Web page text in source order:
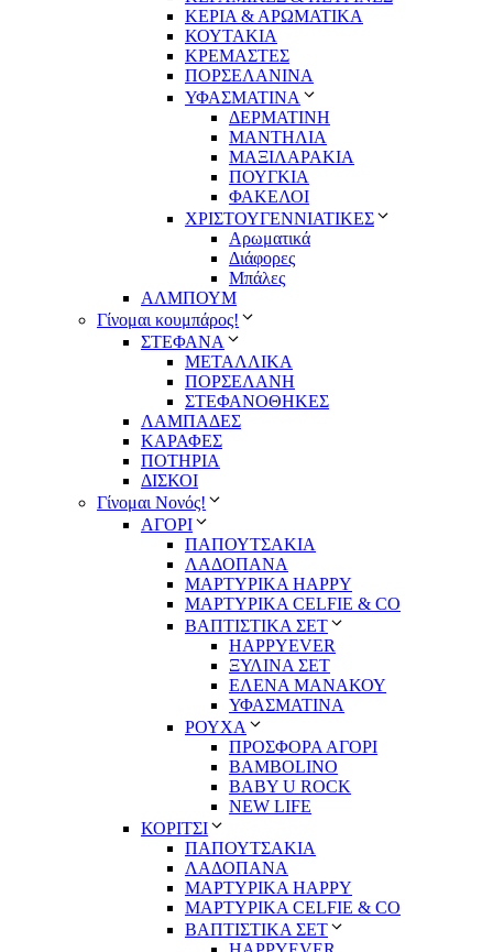
ΚΕΡΙΑ & ΑΡΩΜΑΤΙΚΑ
ΚΟΥΤΑΚΙΑ
ΚΡΕΜΑΣΤΕΣ
ΠΟΡΣΕΛΑΝΙΝΑ
ΥΦΑΣΜΑΤΙΝA
ΔΕΡΜΑΤΙΝΗ
ΜΑΝΤΗΛΙΑ
ΜΑΞΙΛΑΡΑΚΙΑ
ΠΟΥΓΚΙΑ
ΦΑΚΕΛΟΙ
ΧΡΙΣΤΟΥΓΕΝΝΙΑΤΙΚΕΣ
Αρωματικά
Διάφορες
Μπάλες
ΑΛΜΠΟΥΜ
Γίνομαι κουμπάρος!
ΣΤΕΦΑΝΑ
ΜΕΤΑΛΛΙΚΑ
ΠΟΡΣΕΛΑΝΗ
ΣΤΕΦΑΝΟΘΗΚΕΣ
ΛΑΜΠΑΔΕΣ
ΚΑΡΑΦΕΣ
ΠΟΤΗΡΙΑ
ΔΙΣΚΟΙ
Γίνομαι Νονός!
ΑΓΟΡΙ
ΠΑΠΟΥΤΣΑΚΙΑ
ΛΑΔΟΠΑΝΑ
ΜΑΡΤΥΡΙΚΑ HAPPY
ΜΑΡΤΥΡΙΚΑ CELFIE & CO
ΒΑΠΤΙΣΤΙΚΑ ΣΕΤ
HAPPYEVER
ΞΥΛΙΝΑ ΣΕΤ
ΕΛΕΝΑ ΜΑΝΑΚΟΥ
ΥΦΑΣΜΑΤΙΝΑ
ΡΟΥΧΑ
ΠΡΟΣΦΟΡΑ ΑΓΟΡΙ
BAMBOLINO
BABY U ROCK
NEW LIFE
ΚΟΡΙΤΣΙ
ΠΑΠΟΥΤΣΑΚΙΑ
ΛΑΔΟΠΑΝΑ
ΜΑΡΤΥΡΙΚΑ HAPPY
ΜΑΡΤΥΡΙΚΑ CELFIE & CO
ΒΑΠΤΙΣΤΙΚΑ ΣΕΤ